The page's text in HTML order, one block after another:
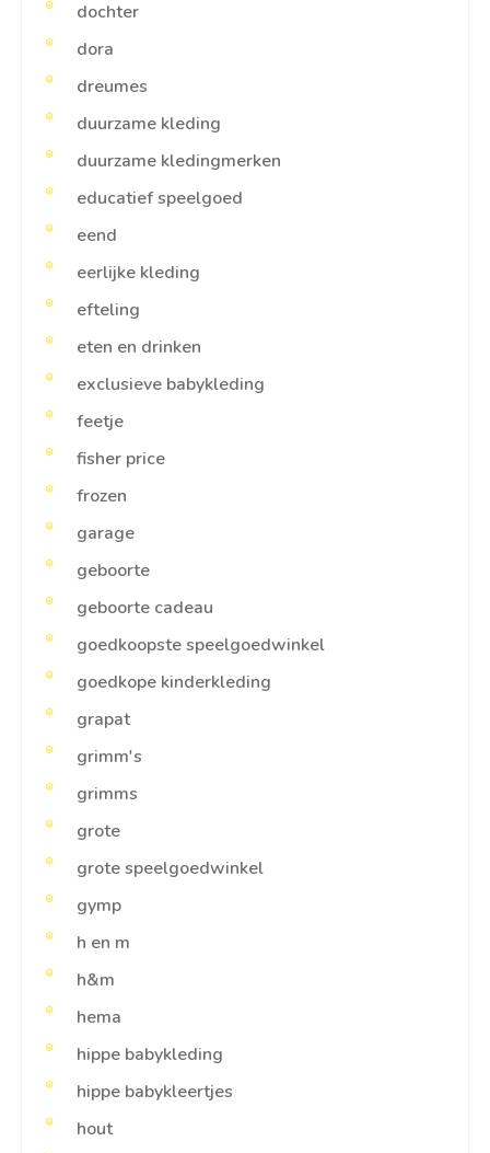
dochter
dora
dreumes
duurzame kleding
duurzame kledingmerken
educatief speelgoed
eend
eerlijke kleding
efteling
eten en drinken
exclusieve babykleding
feetje
fisher price
frozen
garage
geboorte
geboorte cadeau
goedkoopste speelgoedwinkel
goedkope kinderkleding
grapat
grimm's
grimms
grote
grote speelgoedwinkel
gymp
h en m
h&m
hema
hippe babykleding
hippe babykleertjes
hout